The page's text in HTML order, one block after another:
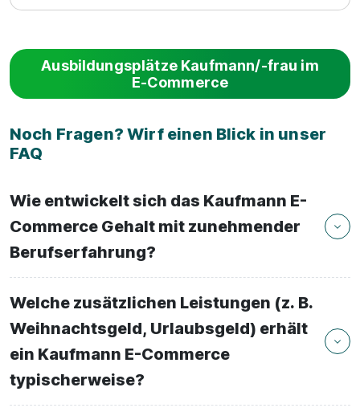
Ausbildungsplätze Kaufmann/-frau im
E-Commerce
Noch Fragen? Wirf einen Blick in unser
FAQ
Wie entwickelt sich das Kaufmann E-
Commerce Gehalt mit zunehmender
Berufserfahrung?
Welche zusätzlichen Leistungen (z. B.
Weihnachtsgeld, Urlaubsgeld) erhält
ein Kaufmann E-Commerce
typischerweise?